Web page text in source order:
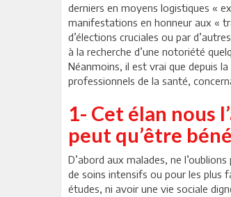
derniers en moyens logistiques «
manifestations en honneur aux «
d’élections cruciales ou par
à la recherche d’une notoriété
Néanmoins, il est vrai que depuis
professionnels de la santé,
1- Cet élan nous
peut qu’être
D’abord aux malades, ne
de soins intensifs ou pour les plus
études, ni avoir une vie sociale